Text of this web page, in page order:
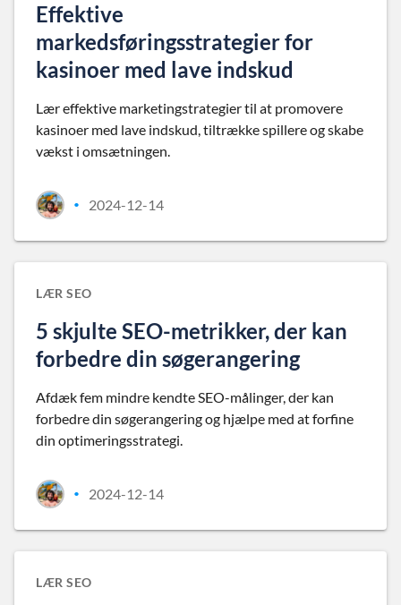
Effektive
markedsføringsstrategier for
kasinoer med lave indskud
Lær effektive marketingstrategier til at promovere
kasinoer med lave indskud, tiltrække spillere og skabe
vækst i omsætningen.
• 2024-12-14
LÆR SEO
5 skjulte SEO-metrikker, der kan
forbedre din søgerangering
Afdæk fem mindre kendte SEO-målinger, der kan
forbedre din søgerangering og hjælpe med at forfine
din optimeringsstrategi.
• 2024-12-14
LÆR SEO